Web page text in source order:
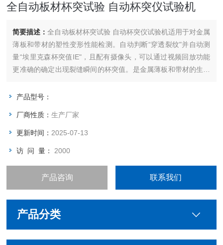
全自动板材杯突试验 自动杯突仪试验机
简要描述：全自动板材杯突试验 自动杯突仪试验机适用于对金属
薄板和带材的塑性变形性能检测。自动判断“穿透裂纹"并自动测
量“埃里克森杯突值IE"，且配有摄像头，可以通过视频回放功能
更准确的确定出现裂缝瞬间的杯突值。是金属薄板和带材的生产
产品型号：
厂商性质：生产厂家
更新时间： 2025-07-13
访 问 量： 2000
产品咨询 联系我们
产品分类